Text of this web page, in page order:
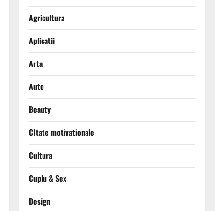
Agricultura
Aplicatii
Arta
Auto
Beauty
CItate motivationale
Cultura
Cuplu & Sex
Design